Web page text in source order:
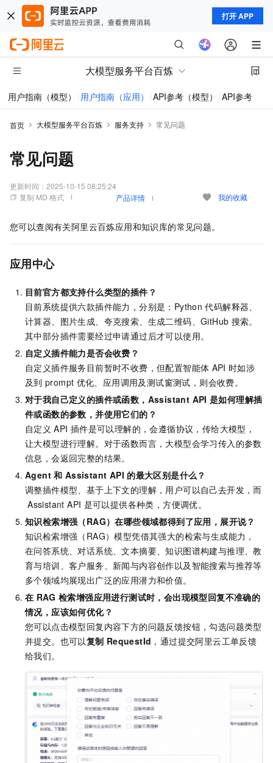
打开 APP
大模型服务平台百炼
用户指南（模型） 用户指南（应用） API参考（模型） API参考（应
首页 大模型服务平台百炼 服务支持 常见问题
常见问题
更新时间： 2025-10-15 08:25:24
复制 MD 格式
产品详情 我的收藏
您可以查阅有关阿里云百炼应用和知识库的常见问题。
应用中心
目前官方都支持什么类型的插件？
目前系统提供六款插件能力，分别是：Python 代码解释器、
计算器、图片生成、夸克搜索、生成二维码、GitHub 搜索。
其中部分插件需要经过申请通过后才可以使用。
自定义插件能力是否会收费？
自定义插件服务目前暂时不收费，但配置智能体 API 时如涉
及到 prompt 优化、应用调用及测试窗测试，则会收费。
对于我自己定义的插件或函数， Assistant API 是如何理解插
件或函数的参数，并使用它们的？
自定义 API 插件是可以理解的，会遵循协议，传给大模型，
让大模型进行理解。对于函数而言，大模型会学习传入的参数
信息，会返回完整的结果。
Agent 和 Assistant API 的最大区别是什么？
调整插件模型、基于上下文的理解，用户可以自己去开发，而
Assistant API 是可以提供各种类，方便调优。
知识检索增强（RAG）在哪些领域都得到了应用，展开说？
知识检索增强（RAG）模型凭借其强大的检索与生成能力，
在问答系统、对话系统、文本摘要、知识图谱构建与推理、教
育与培训、客户服务、新闻与内容创作以及智能搜索与推荐等
多个领域均展现出广泛的应用潜力和价值。
在 RAG 检索增强应用进行测试时，会出现模型回复不准确的
情况，应该如何优化？
您可以点击模型回复内容下方的问题反馈按钮，勾选问题类型
并提交。也可以复制 RequestId ，通过提交阿里云工单反馈
给我们。